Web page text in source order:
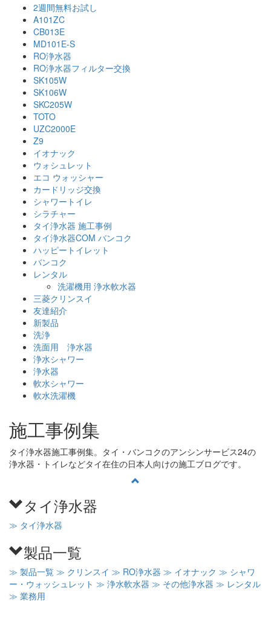
2週間無料お試し
A101ZC
CB013E
MD101E-S
RO浄水器
RO浄水器フィルター交換
SK105W
SK106W
SKC205W
TOTO
UZC2000E
Z9
イオナック
ウォシュレット
エコ ウォッシャー
カードリッジ交換
シャワートイレ
シラチャー
タイ浄水器 施工事例
タイ浄水器COM バンコク
ハッピートイレット
バンコク
レンタル
洗濯機用 浄水軟水器
三菱クリンスイ
友達紹介
新製品
洗浄
洗面用 浄水器
浄水シャワー
浄水器
軟水シャワー
軟水洗濯機
施工事例集
タイ浄水器施工事例集。タイ・バンコクのアンシンサービス24の
浄水器・トイレなどタイ在住の日本人向けの施工ブログです。
タイ浄水器
≫ タイ浄水器
製品一覧
≫ 製品一覧 ≫ クリンスイ ≫ RO浄水器 ≫ イオナック ≫ シャワ
ー・ウォッシュレット ≫ 浄水軟水器 ≫ その他浄水器 ≫ レンタル
≫ 業務用